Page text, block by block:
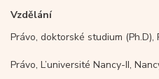
Vzdělání
Právo, doktorské studium (Ph.D),
Právo, L’université Nancy-II,